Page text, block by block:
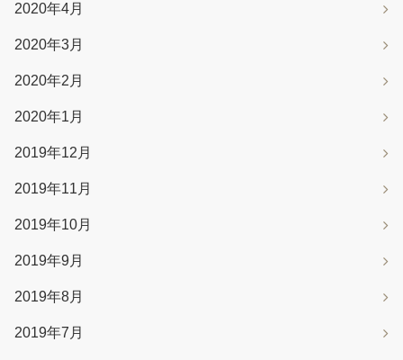
2020年4月
2020年3月
2020年2月
2020年1月
2019年12月
2019年11月
2019年10月
2019年9月
2019年8月
2019年7月